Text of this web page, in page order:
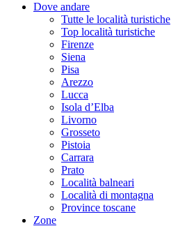
Dove andare
Tutte le località turistiche
Top località turistiche
Firenze
Siena
Pisa
Arezzo
Lucca
Isola d’Elba
Livorno
Grosseto
Pistoia
Carrara
Prato
Località balneari
Località di montagna
Province toscane
Zone